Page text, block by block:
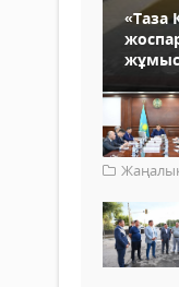
«Таза
жұмыс